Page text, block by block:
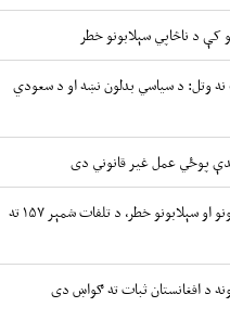
د ناڅاپي سېلابونو خطر
نه وتل: د سیاسي بدلون نښه او د سعودي
پوځي عمل غیر قانوني دی
افغانستان کې د شدیدو بارانونو او سېلابونو خطر، د تلفات شمېر ۱۵۷ ته
د افغانستان ثبات ته ګواښ دی